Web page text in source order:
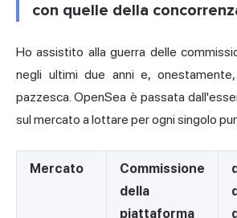
con quelle della
Ho assistito alla guerra delle
negli ultimi due anni e,
pazzesca. OpenSea è passata
sul mercato a lottare per ogni singolo
Mercato
Commissione
della
piattaforma